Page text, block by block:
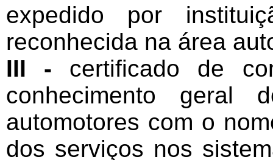
expedido por
reconhecida na área
III - certificado de
conhecimento geral
automotores com o
dos serviços nos